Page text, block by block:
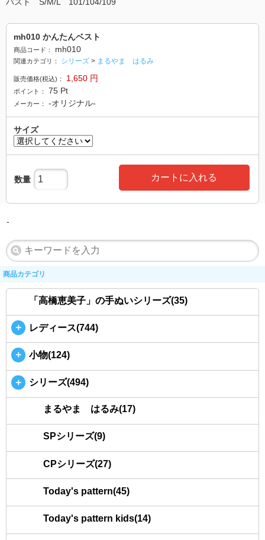
mh010 かんたんベスト
商品コード： mh010
関連カテゴリ： シリーズ > まるやま はるみ
販売価格(税込)： 1,650 円
ポイント： 75 Pt
メーカー： -オリジナル-
サイズ
数量 カートに入れる
-
商品カテゴリ
「高橋恵美子」の手ぬいシリーズ(35)
＋ レディース(744)
＋ 小物(124)
＋ シリーズ(494)
まるやま はるみ(17)
SPシリーズ(9)
CPシリーズ(27)
Today's pattern(45)
Today's pattern kids(14)